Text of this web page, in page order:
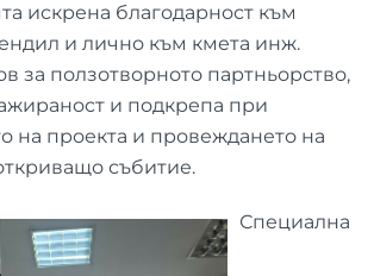
искрена благодарност към
и лично към кмета инж.
за ползотворното партньорство,
и подкрепа при
на проекта и провеждането на
събитие.
Специална